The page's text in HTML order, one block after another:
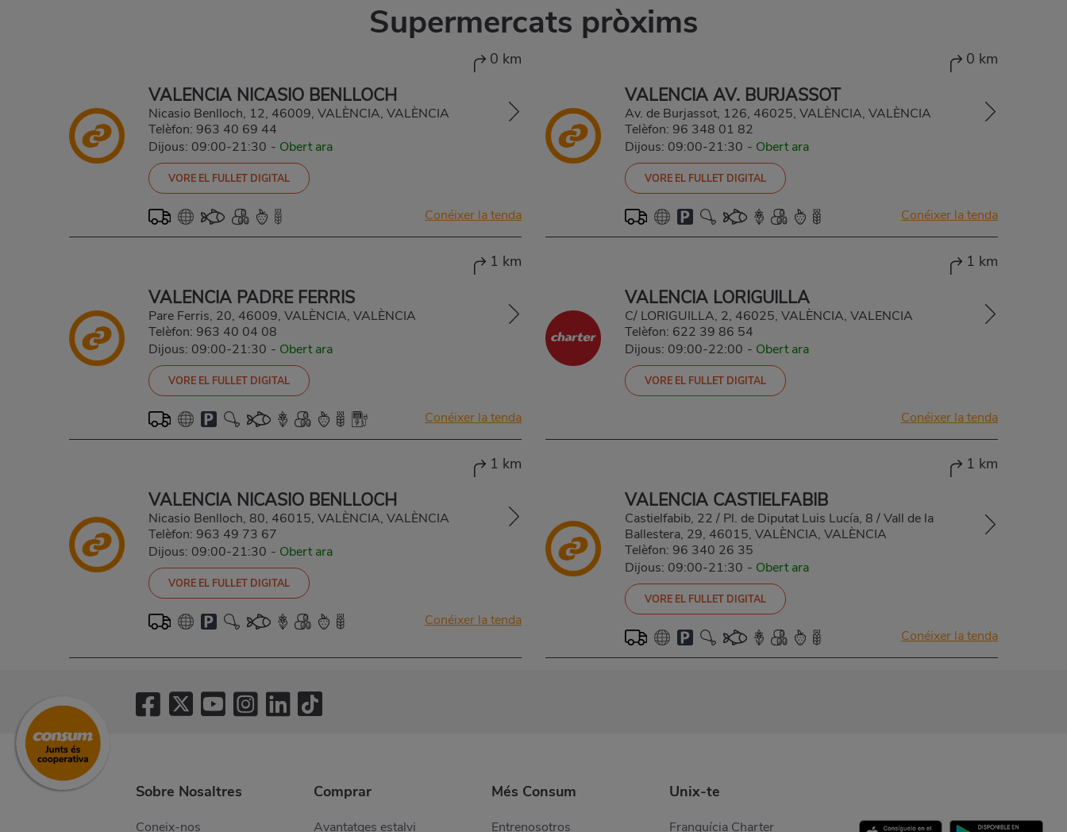
Supermercats pròxims
0 km
VALENCIA NICASIO BENLLOCH
Nicasio Benlloch, 12, 46009, VALÈNCIA, VALÈNCIA
Telèfon: 963 40 69 44
Dijous: 09:00-21:30 - Obert ara
VORE EL FULLET DIGITAL
Conéixer la tenda
0 km
VALENCIA AV. BURJASSOT
Av. de Burjassot, 126, 46025, VALÈNCIA, VALÈNCIA
Telèfon: 96 348 01 82
Dijous: 09:00-21:30 - Obert ara
VORE EL FULLET DIGITAL
Conéixer la tenda
1 km
VALENCIA PADRE FERRIS
Pare Ferris, 20, 46009, VALÈNCIA, VALÈNCIA
Telèfon: 963 40 04 08
Dijous: 09:00-21:30 - Obert ara
VORE EL FULLET DIGITAL
Conéixer la tenda
1 km
VALENCIA LORIGUILLA
C/ LORIGUILLA, 2, 46025, VALÈNCIA, VALENCIA
Telèfon: 622 39 86 54
Dijous: 09:00-22:00 - Obert ara
VORE EL FULLET DIGITAL
Conéixer la tenda
1 km
VALENCIA NICASIO BENLLOCH
Nicasio Benlloch, 80, 46015, VALÈNCIA, VALÈNCIA
Telèfon: 963 49 73 67
Dijous: 09:00-21:30 - Obert ara
VORE EL FULLET DIGITAL
Conéixer la tenda
1 km
VALENCIA CASTIELFABIB
Castielfabib, 22 / Pl. de Diputat Luis Lucía, 8 / Vall de la
Ballestera, 29, 46015, VALÈNCIA, VALÈNCIA
Telèfon: 96 340 26 35
Dijous: 09:00-21:30 - Obert ara
VORE EL FULLET DIGITAL
Conéixer la tenda
Sobre Nosaltres
Coneix-nos
Comprar
Avantatges estalvi
Més Consum
Entrenosotros
Unix-te
Franquícia Charter